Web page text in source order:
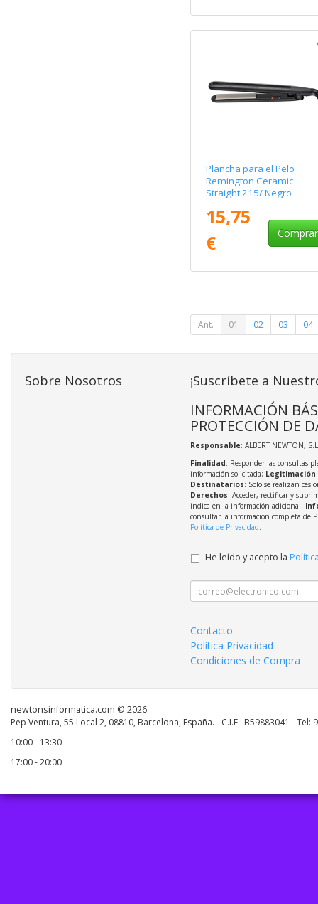
Plancha para el Pelo
Remington Ceramic
Straight 215/ Negro
15,75
€
Comprar
Ant. 01 02 03 04
Sobre Nosotros ¡Suscríbete a
INFORMACIÓN
PROTECCIÓN DE
Responsable: ALBERT NEWTON,
Finalidad: Responder las consultas
información solicitada; Legitimación
Destinatarios: Solo se realizan
Derechos: Acceder, rectificar y
indica en la información adicional;
consultar la información completa de
Política de Privacidad.
He leído y acepto la
Contacto
Política Privacidad
Condiciones de Compra
newtonsinformatica.com © 2026
Pep Ventura, 55 Local 2, 08810, Barcelona, España. - C.I.F.: B59883041 - Tel:
10:00 - 13:30
17:00 - 20:00